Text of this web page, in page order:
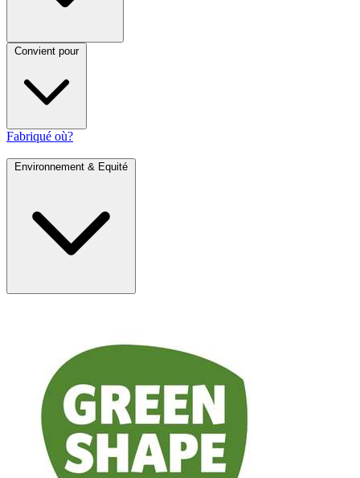
Convient pour
Fabriqué où?
Environnement & Equité